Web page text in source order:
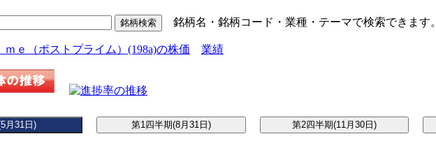
銘柄名・銘柄コード・業種・テーマで検索できます。
ｍｅ（ポストプライム）(198a)の株価 業績